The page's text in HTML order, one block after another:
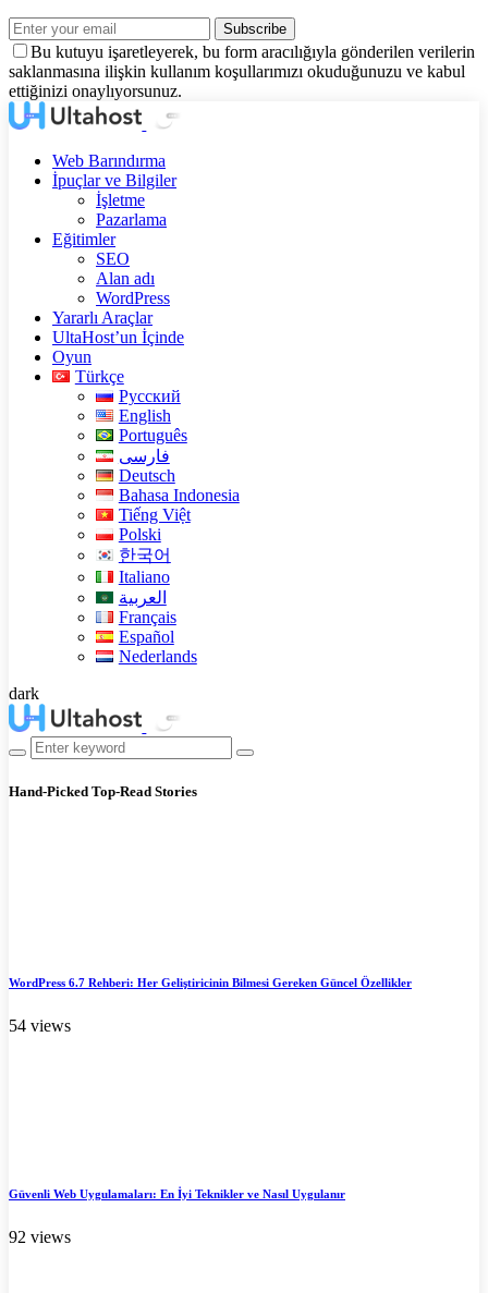
Subscribe
Bu kutuyu işaretleyerek, bu form aracılığıyla gönderilen verilerin
saklanmasına ilişkin kullanım koşullarımızı okuduğunuzu ve kabul
ettiğinizi onaylıyorsunuz.
Web Barındırma
İpuçlar ve Bilgiler
İşletme
Pazarlama
Eğitimler
SEO
Alan adı
WordPress
Yararlı Araçlar
UltaHost’un İçinde
Oyun
Türkçe
Русский
English
Português
فارسی
Deutsch
Bahasa Indonesia
Tiếng Việt
Polski
한국어
Italiano
العربية
Français
Español
Nederlands
dark
Hand-Picked Top-Read Stories
WordPress 6.7 Rehberi: Her Geliştiricinin Bilmesi Gereken Güncel Özellikler
54 views
Güvenli Web Uygulamaları: En İyi Teknikler ve Nasıl Uygulanır
92 views